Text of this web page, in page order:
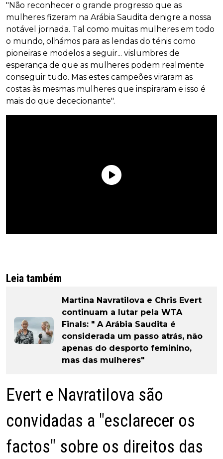
"Não reconhecer o grande progresso que as
mulheres fizeram na Arábia Saudita denigre a nossa
notável jornada. Tal como muitas mulheres em todo
o mundo, olhámos para as lendas do ténis como
pioneiras e modelos a seguir... vislumbres de
esperança de que as mulheres podem realmente
conseguir tudo. Mas estes campeões viraram as
costas às mesmas mulheres que inspiraram e isso é
mais do que dececionante".
Leia também
Martina Navratilova e Chris Evert
continuam a lutar pela WTA
Finals: " A Arábia Saudita é
considerada um passo atrás, não
apenas do desporto feminino,
mas das mulheres"
Evert e Navratilova são
convidadas a "esclarecer os
factos" sobre os direitos das